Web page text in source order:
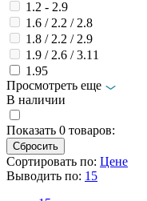
1.2 - 2.9
1.6 / 2.2 / 2.8
1.8 / 2.2 / 2.9
1.9 / 2.6 / 3.11
1.95
Просмотреть еще
В наличии
Показать 0 товаров:
Сортировать по: Цене
Выводить по: 15